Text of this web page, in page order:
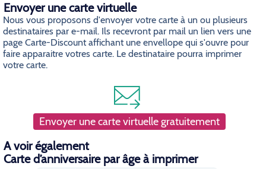
Envoyer une carte virtuelle
Nous vous proposons d'envoyer votre carte à un ou plusieurs
destinataires par e-mail. Ils recevront par mail un lien vers une
page Carte-Discount affichant une envellope qui s'ouvre pour
faire apparaitre votres carte. Le destinataire pourra imprimer
votre carte.
Envoyer une carte virtuelle gratuitement
A voir également
Carte d’anniversaire par âge à imprimer